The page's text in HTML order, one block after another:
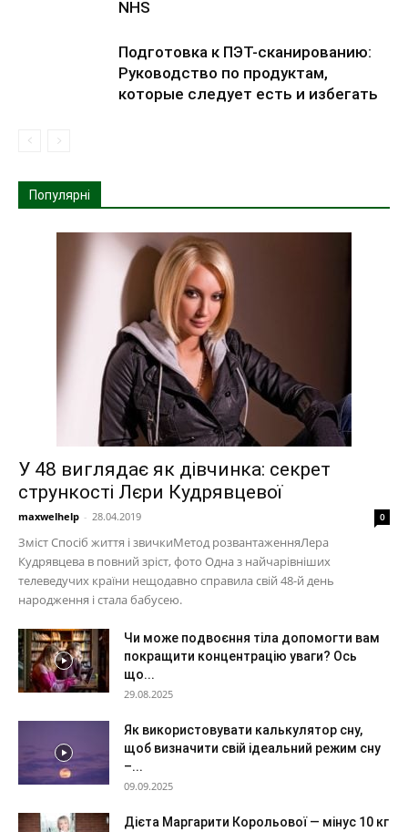
NHS
Подготовка к ПЭТ-сканированию:
Руководство по продуктам,
которые следует есть и избегать
Популярні
У 48 виглядає як дівчинка: секрет
стрункості Лєри Кудрявцевої
maxwelhelp - 28.04.2019 0
Зміст Спосіб життя і звичкиМетод розвантаженняЛера
Кудрявцева в повний зріст, фото Одна з найчарівніших
телеведучих країни нещодавно справила свій 48-й день
народження і стала бабусею.
Чи може подвоєння тіла допомогти вам
покращити концентрацію уваги? Ось
що...
29.08.2025
Як використовувати калькулятор сну,
щоб визначити свій ідеальний режим сну
–...
09.09.2025
Дієта Маргарити Корольової — мінус 10 кг